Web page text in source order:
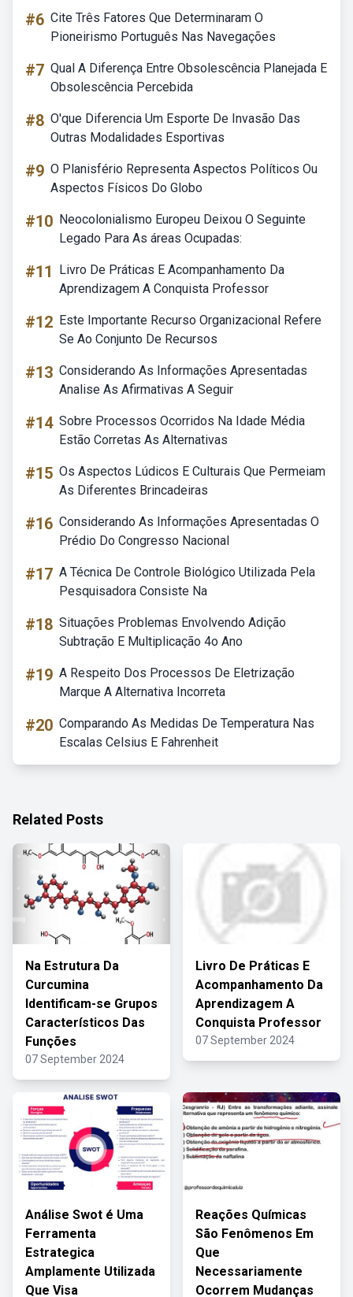
#6 Cite Três Fatores Que Determinaram O
Pioneirismo Português Nas Navegações
#7 Qual A Diferença Entre Obsolescência Planejada E
Obsolescência Percebida
#8 O'que Diferencia Um Esporte De Invasão Das
Outras Modalidades Esportivas
#9 O Planisfério Representa Aspectos Políticos Ou
Aspectos Físicos Do Globo
#10 Neocolonialismo Europeu Deixou O Seguinte
Legado Para As áreas Ocupadas:
#11
Livro De Práticas E Acompanhamento Da
Aprendizagem A Conquista Professor
#12 Este Importante Recurso Organizacional Refere
Se Ao Conjunto De Recursos
#13 Considerando As Informações Apresentadas
Analise As Afirmativas A Seguir
#14 Sobre Processos Ocorridos Na Idade Média
Estão Corretas As Alternativas
#15 Os Aspectos Lúdicos E Culturais Que Permeiam
As Diferentes Brincadeiras
#16 Considerando As Informações Apresentadas O
Prédio Do Congresso Nacional
#17 A Técnica De Controle Biológico Utilizada Pela
Pesquisadora Consiste Na
#18 Situações Problemas Envolvendo Adição
Subtração E Multiplicação 4o Ano
#19 A Respeito Dos Processos De Eletrização
Marque A Alternativa Incorreta
#20 Comparando As Medidas De Temperatura Nas
Escalas Celsius E Fahrenheit
Related Posts
Na Estrutura Da
Curcumina
Identificam-se Grupos
Característicos Das
Funções
07 September 2024
Livro De Práticas E
Acompanhamento Da
Aprendizagem A
Conquista Professor
07 September 2024
Análise Swot é Uma
Ferramenta
Estrategica
Amplamente Utilizada
Que Visa
Reações Químicas
São Fenômenos Em
Que
Necessariamente
Ocorrem Mudanças